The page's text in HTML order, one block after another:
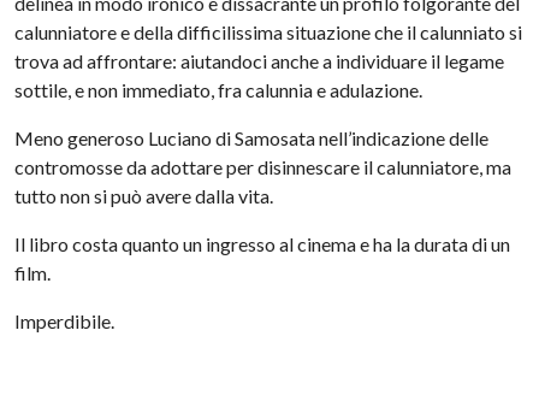
calunniatore e della difficilissima situazione che il calunniato si
trova ad affrontare: aiutandoci anche a individuare il legame
sottile, e non immediato, fra calunnia e adulazione.
Meno generoso Luciano di Samosata nell’indicazione delle
contromosse da adottare per disinnescare il calunniatore, ma
tutto non si può avere dalla vita.
Il libro costa quanto un ingresso al cinema e ha la durata di un
film.
Imperdibile.